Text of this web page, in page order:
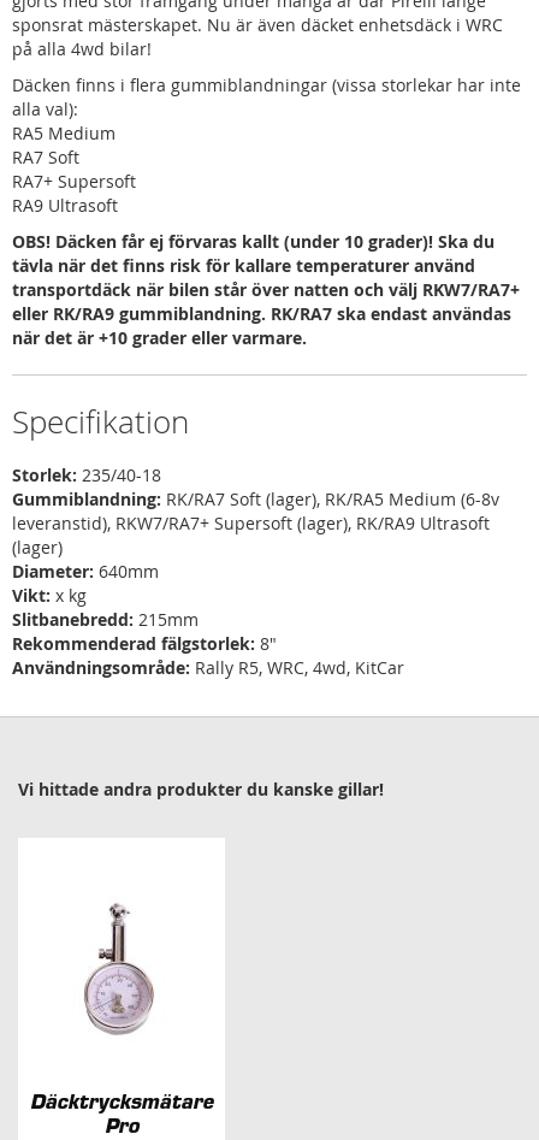
sponsrat mästerskapet. Nu är även däcket enhetsdäck i WRC
på alla 4wd bilar!
Däcken finns i flera gummiblandningar (vissa storlekar har inte
alla val):
RA5 Medium
RA7 Soft
RA7+ Supersoft
RA9 Ultrasoft
OBS! Däcken får ej förvaras kallt (under 10 grader)! Ska du
tävla när det finns risk för kallare temperaturer använd
transportdäck när bilen står över natten och välj RKW7/RA7+
eller RK/RA9 gummiblandning. RK/RA7 ska endast användas
när det är +10 grader eller varmare.
Specifikation
Storlek: 235/40-18
Gummiblandning: RK/RA7 Soft (lager), RK/RA5 Medium (6-8v
leveranstid), RKW7/RA7+ Supersoft (lager), RK/RA9 Ultrasoft
(lager)
Diameter: 640mm
Vikt: x kg
Slitbanebredd: 215mm
Rekommenderad fälgstorlek: 8"
Användningsområde: Rally R5, WRC, 4wd, KitCar
Vi hittade andra produkter du kanske gillar!
Däcktrycksmätare
Pro